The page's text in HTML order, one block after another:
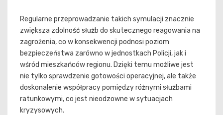
Regularne przeprowadzanie takich symulacji znacznie
zwiększa zdolność służb do skutecznego reagowania na
zagrożenia, co w konsekwencji podnosi poziom
bezpieczeństwa zarówno w jednostkach Policji, jak i
wśród mieszkańców regionu. Dzięki temu możliwe jest
nie tylko sprawdzenie gotowości operacyjnej, ale także
doskonalenie współpracy pomiędzy różnymi służbami
ratunkowymi, co jest nieodzowne w sytuacjach
kryzysowych.